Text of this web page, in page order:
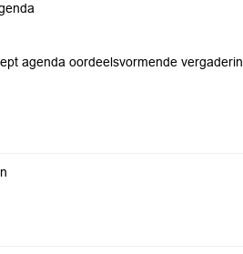
agenda oordeelsvormende